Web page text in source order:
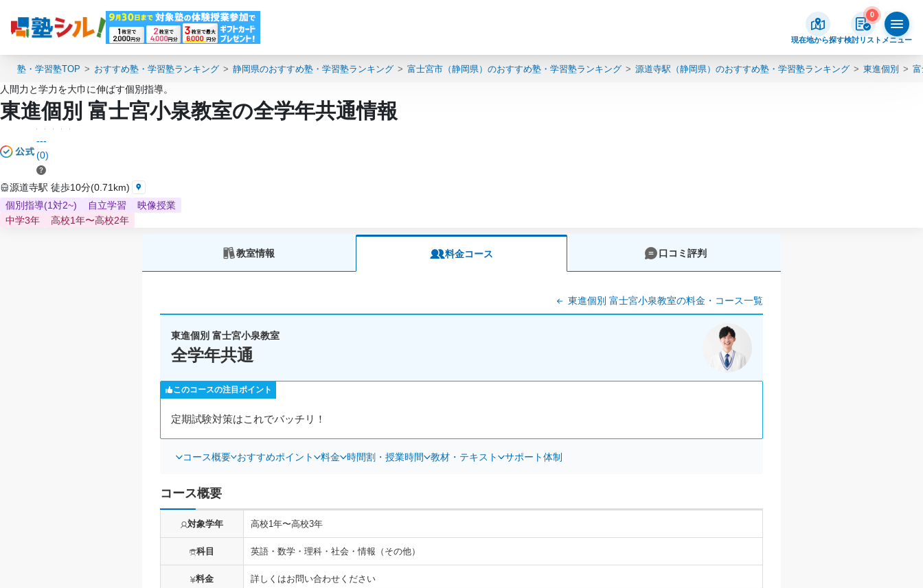
現在地から探す
0
検討リスト メニュー
塾・学習塾TOP おすすめ塾・学習塾ランキング 静岡県のおすすめ塾・学習塾ランキング 富士宮市（静岡県）のおすすめ塾・学習塾ランキング 源道寺駅（静岡県）のおすすめ塾・学習塾ランキング 東進個別
人間力と学力を大巾に伸ばす個別指導。
東進個別 富士宮小泉教室の全学年共通情報
---
(0)
源道寺駅 徒歩10分(0.71km)
個別指導(1対2~)
自立学習
映像授業
中学3年
高校1年〜高校2年
教室情報 料金コース 口コミ評判
東進個別 富士宮小泉教室の料金・コース一覧
東進個別 富士宮小泉教室
全学年共通
このコースの注目ポイント
定期試験対策はこれでバッチリ！
コース概要 おすすめポイント 料金 時間割・授業時間 教材・テキスト サポート体制
コース概要
対象学年 高校1年〜高校3年
科目 英語・数学・理科・社会・情報（その他）
料金 詳しくはお問い合わせください